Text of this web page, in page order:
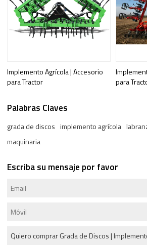
Implemento Agrícola | Accesorio
para Tractor
para
Palabras Claves
grada de discos implemento agrícola
maquinaria
Escriba su mensaje por favor